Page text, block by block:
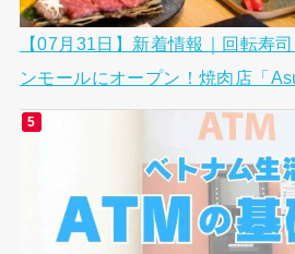
【07月31日】新着情報｜回転寿
ンモールにオープン！焼肉店「